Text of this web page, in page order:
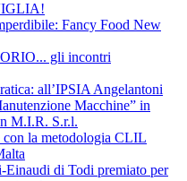
Fancy Food New
gli incontri
all’IPSIA Angelantoni
Macchine” in
M.I.R. S.r.l.
con la metodologia CLIL
di Todi premiato per